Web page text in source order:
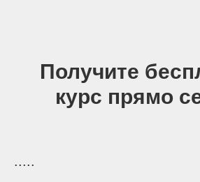
Получите
курс прямо
.....